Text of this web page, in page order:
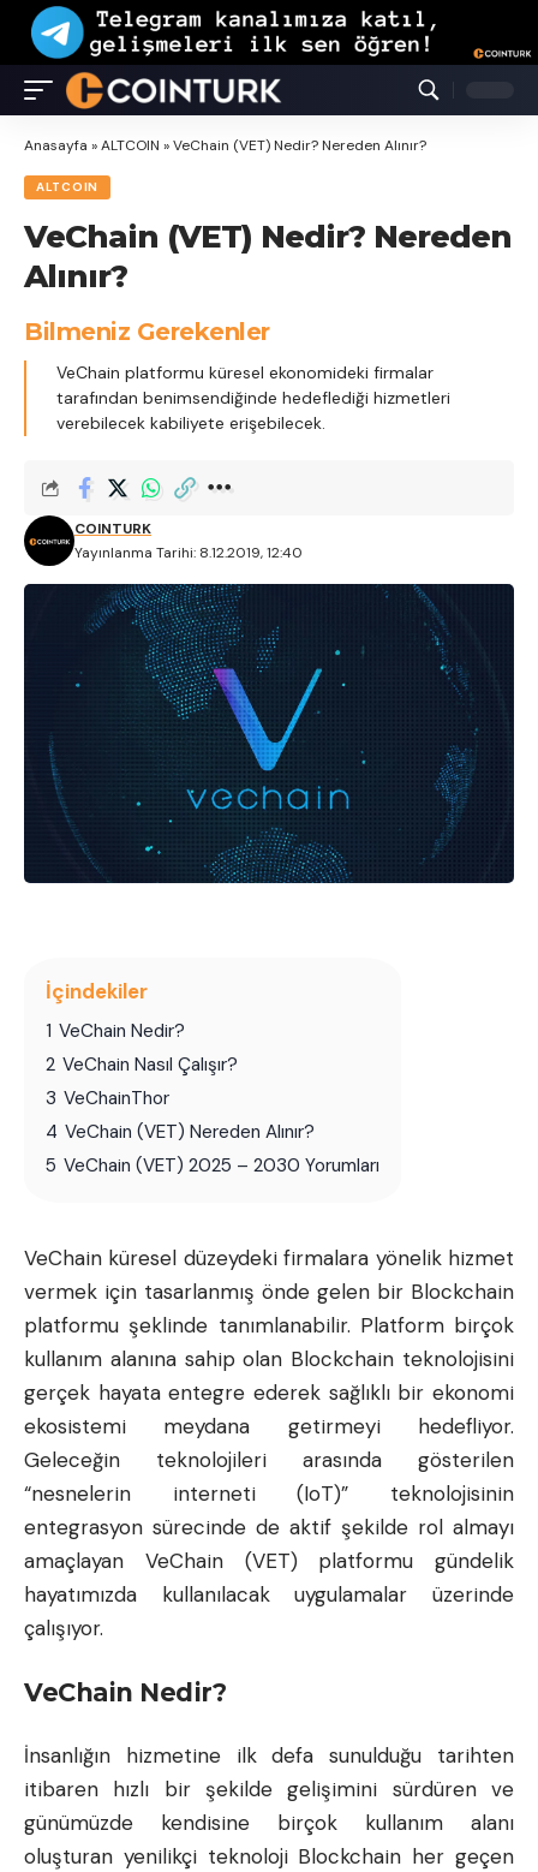
Anasayfa »ALTCOIN »VeChain (VET) Nedir? Nereden Alınır?
ALTCOIN
VeChain (VET) Nedir? Nereden
Alınır?
Bilmeniz Gerekenler
VeChain platformu küresel ekonomideki firmalar
tarafından benimsendiğinde hedeflediği hizmetleri
verebilecek kabiliyete erişebilecek.
Yayınlanma Tarihi: 8.12.2019, 12:40
COINTURK
İçindekiler
1 VeChain Nedir?
2 VeChain Nasıl Çalışır?
3 VeChainThor
4 VeChain (VET) Nereden Alınır?
5 VeChain (VET) 2025 – 2030 Yorumları
VeChain küresel düzeydeki firmalara yönelik hizmet
vermek için tasarlanmış önde gelen bir Blockchain
platformu şeklinde tanımlanabilir. Platform birçok
kullanım alanına sahip olan Blockchain teknolojisini
gerçek hayata entegre ederek sağlıklı bir ekonomi
ekosistemi meydana getirmeyi hedefliyor.
Geleceğin teknolojileri arasında gösterilen
“nesnelerin interneti (IoT)” teknolojisinin
entegrasyon sürecinde de aktif şekilde rol almayı
amaçlayan VeChain (VET) platformu gündelik
hayatımızda kullanılacak uygulamalar üzerinde
çalışıyor.
VeChain Nedir?
İnsanlığın hizmetine ilk defa sunulduğu tarihten
itibaren hızlı bir şekilde gelişimini sürdüren ve
günümüzde kendisine birçok kullanım alanı
oluşturan yenilikçi teknoloji Blockchain her geçen